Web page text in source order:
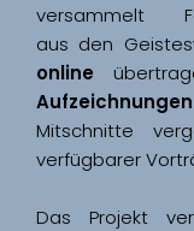
versammelt
online
Aufzeichnungen
Mitschnitte
Das Projekt